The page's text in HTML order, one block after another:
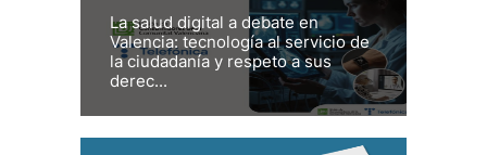
La salud digital a debate en
Valencia: tecnología al servicio de
la ciudadanía y respeto a sus
derec...